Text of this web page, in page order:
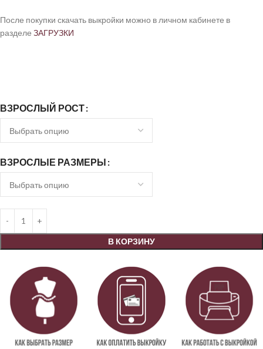
После покупки скачать выкройки можно в личном кабинете в
разделе ЗАГРУЗКИ
ВЗРОСЛЫЙ РОСТ
ВЗРОСЛЫЕ РАЗМЕРЫ
В КОРЗИНУ